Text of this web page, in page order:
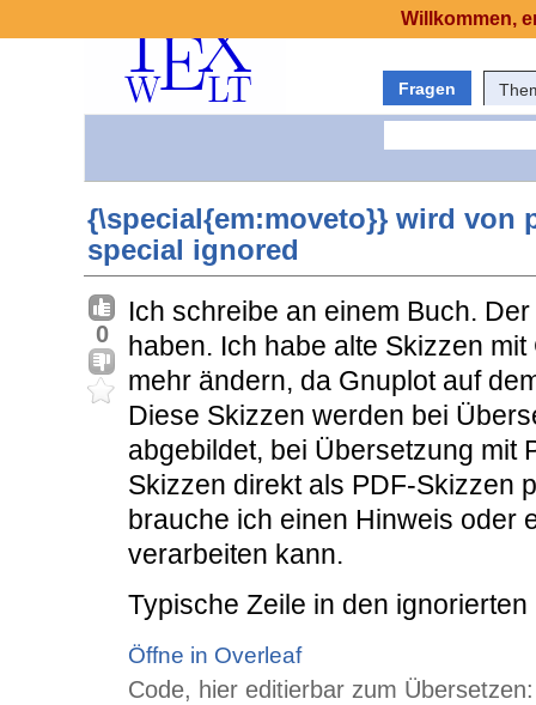
Fragen
{\special{em:moveto}} wird von
special ignored
0
Ich schreibe an einem Buch.
haben. Ich habe alte Skizzen
mehr ändern, da Gnuplot auf
Diese Skizzen werden bei
abgebildet, bei Übersetzung mit
Skizzen direkt als PDF-Skizzen
brauche ich einen Hinweis oder
verarbeiten kann.
Typische Zeile in den ignorierten
Öffne in Overleaf
Code, hier editierbar zum Übersetzen:
Willkommen,